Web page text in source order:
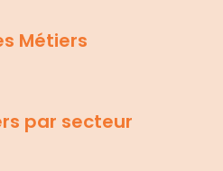
Métiers
par secteur